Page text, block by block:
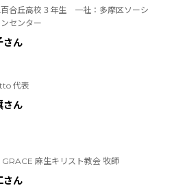
合丘高校３年生 一社：多摩区ソーシ
センター
さん
代表
さん
麻生キリスト教会 牧師
さん